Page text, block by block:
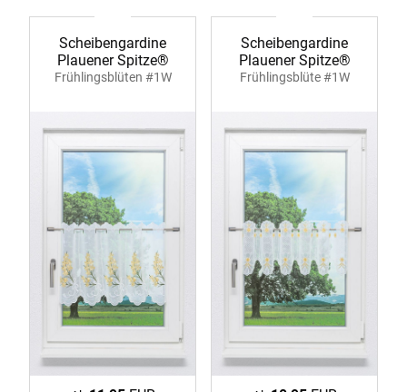
Scheibengardine
Plauener Spitze®
Frühlingsblüten #1W
Scheibengardine
Plauener Spitze®
Frühlingsblüte #1W